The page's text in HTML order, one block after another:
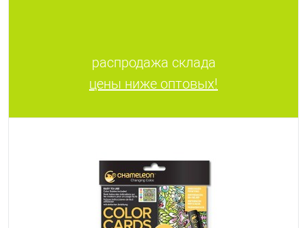
распродажа склада
цены ниже оптовых!